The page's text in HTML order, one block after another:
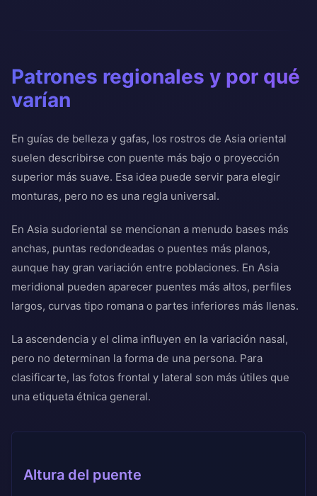
Patrones regionales y por qué
varían
En guías de belleza y gafas, los rostros de Asia oriental
suelen describirse con puente más bajo o proyección
superior más suave. Esa idea puede servir para elegir
monturas, pero no es una regla universal.
En Asia sudoriental se mencionan a menudo bases más
anchas, puntas redondeadas o puentes más planos,
aunque hay gran variación entre poblaciones. En Asia
meridional pueden aparecer puentes más altos, perfiles
largos, curvas tipo romana o partes inferiores más llenas.
La ascendencia y el clima influyen en la variación nasal,
pero no determinan la forma de una persona. Para
clasificarte, las fotos frontal y lateral son más útiles que
una etiqueta étnica general.
Altura del puente